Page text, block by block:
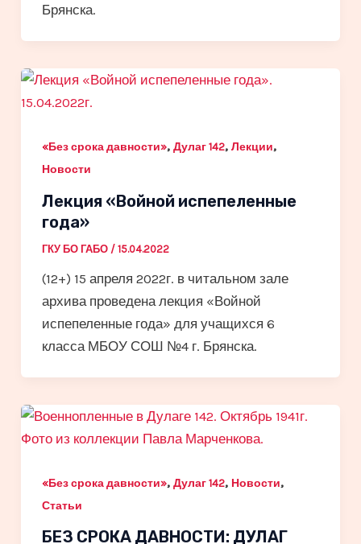
Брянска.
«Без срока давности», Дулаг 142, Лекции,
Новости
Лекция «Войной испепеленные
года»
ГКУ БО ГАБО / 15.04.2022
(12+) 15 апреля 2022г. в читальном зале
архива проведена лекция «Войной
испепеленные года» для учащихся 6
класса МБОУ СОШ №4 г. Брянска.
«Без срока давности», Дулаг 142, Новости,
Статьи
БЕЗ СРОКА ДАВНОСТИ: ДУЛАГ